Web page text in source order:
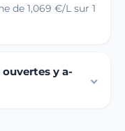
de 1,069 €/L sur 1
y a-